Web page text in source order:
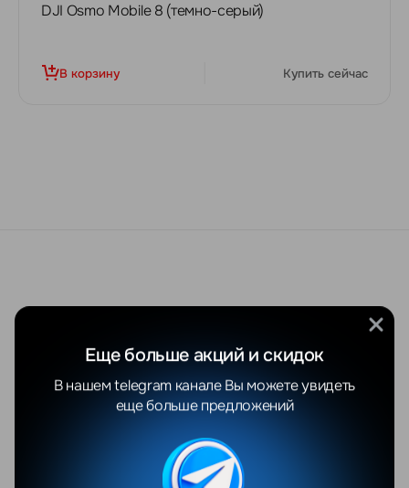
DJI Osmo Mobile 8 (темно-серый)
В корзину Купить сейчас
Еще больше акций и скидок
В нашем telegram канале Вы можете увидеть
еще больше предложений